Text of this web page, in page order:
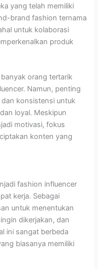
yang telah memiliki
brand fashion ternama
untuk kolaborasi
produk
orang tertarik
Namun, penting
konsistensi untuk
loyal. Meskipun
motivasi, fokus
konten yang
fashion influencer
kerja. Sebagai
untuk menentukan
dikerjakan, dan
ini sangat berbeda
biasanya memiliki